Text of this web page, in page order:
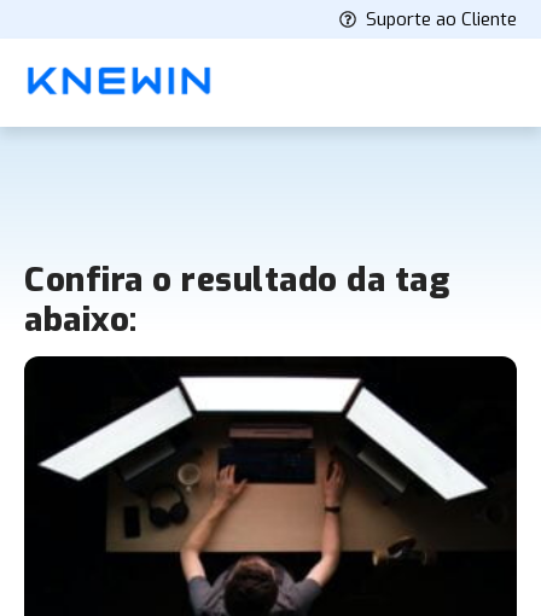
Suporte ao Cliente
Confira o resultado da tag
abaixo: